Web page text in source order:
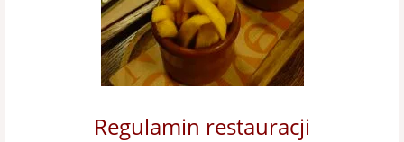
Regulamin restauracji